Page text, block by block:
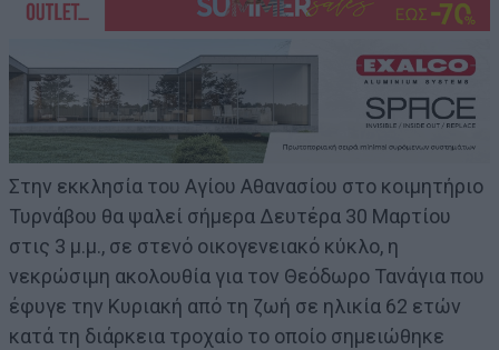
Στην εκκλησία του Αγίου Αθανασίου στο κοιμητήριο
Τυρνάβου θα ψαλεί σήμερα Δευτέρα 30 Μαρτίου
στις 3 μ.μ., σε στενό οικογενειακό κύκλο, η
νεκρώσιμη ακολουθία για τον Θεόδωρο Τανάγια που
έφυγε την Κυριακή από τη ζωή σε ηλικία 62 ετών
κατά τη διάρκεια τροχαίο το οποίο σημειώθηκε